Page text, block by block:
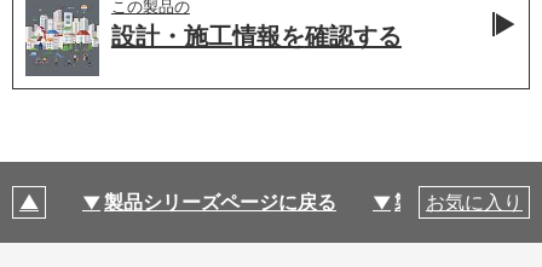
この製品の
設計・施工情報を確認する
製品シリーズページに戻る 製品仕様
お気に入り